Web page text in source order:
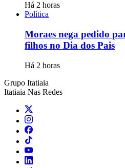
Há 2 horas
Política
Moraes nega pedido
filhos no Dia dos Pais
Há 2 horas
Grupo Itatiaia
Itatiaia Nas Redes